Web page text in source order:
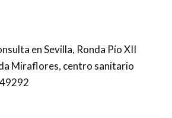
en Sevilla, Ronda Pío XII
Miraflores, centro sanitario